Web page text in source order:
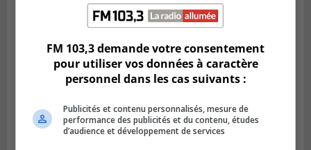
FM 103,3 demande votre consentement
pour utiliser vos données à caractère
personnel dans les cas suivants :
Publicités et contenu personnalisés, mesure de
performance des publicités et du contenu, études
d’audience et développement de services